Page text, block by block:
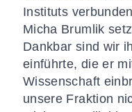
Instituts
Micha Brumlik
Dankbar sind wir
einführte, die er
Wissenschaft
unsere Fraktion